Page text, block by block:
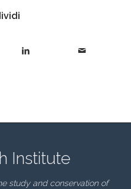
Institute
study and conservation of